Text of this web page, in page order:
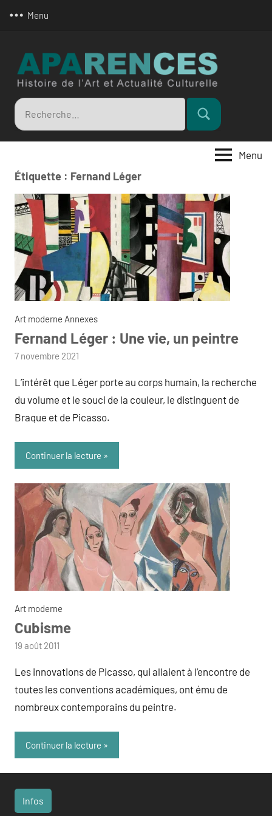
Menu
Recherche
pour
:
Rechercher
Menu
Étiquette : Fernand Léger
Art moderne Annexes
Fernand Léger : Une vie, un peintre
par
7 novembre 2021
L’intérêt que Léger porte au corps humain, la recherche
du volume et le souci de la couleur, le distinguent de
Braque et de Picasso.
Continuer la lecture
Art moderne
Cubisme
par
19 août 2011
Les innovations de Picasso, qui allaient à l’encontre de
toutes les conventions académiques, ont ému de
nombreux contemporains du peintre.
Continuer la lecture
Infos